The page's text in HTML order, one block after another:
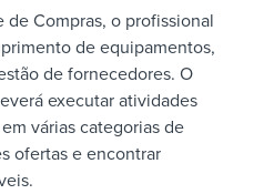
de Compras, o profissional
de equipamentos,
de fornecedores. O
executar atividades
várias categorias de
ofertas e encontrar